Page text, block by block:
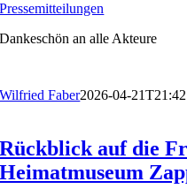
Pressemitteilungen
Dankeschön an alle Akteure
Wilfried Faber2026-04-
Rückblick auf die
Heimatmuseum